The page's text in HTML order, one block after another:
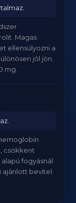
Magas
ellensúlyozni a
jól jön.
mg.
csökkent
fogyásnál
ajánlott bevitel: